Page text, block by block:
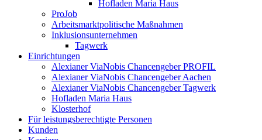
Hofladen Maria Haus
ProJob
Arbeitsmarktpolitische Maßnahmen
Inklusionsunternehmen
Tagwerk
Einrichtungen
Alexianer ViaNobis Chancengeber PROFIL
Alexianer ViaNobis Chancengeber Aachen
Alexianer ViaNobis Chancengeber Tagwerk
Hofladen Maria Haus
Klosterhof
Für leistungsberechtigte Personen
Kunden